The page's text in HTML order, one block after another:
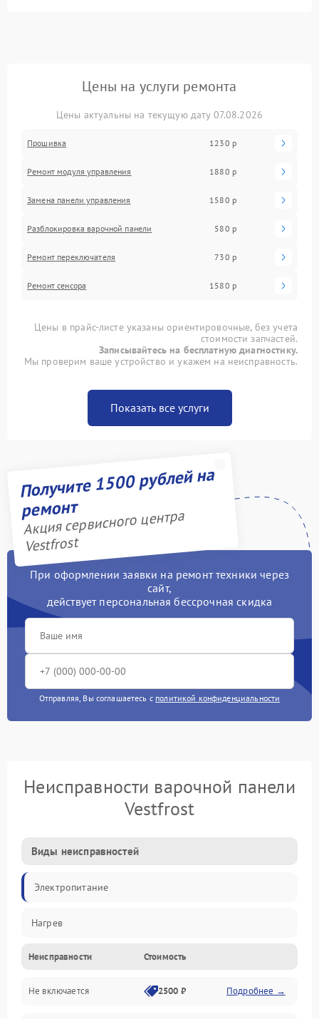
Цены на услуги ремонта
Цены актуальны на текущую дату 07.08.2026
Прошивка 1230 р
Ремонт модуля управления 1880 р
Замена панели управления 1580 р
Разблокировка варочной панели 580 р
Ремонт переключателя 730 р
Ремонт сенсора 1580 р
Цены в прайс-листе указаны ориентировочные, без учета
стоимости запчастей.
Записывайтесь на бесплатную диагностику.
Мы проверим ваше устройство и укажем на неисправность.
Показать все услуги
Получите 1500 рублей на
ремонт
Акция сервисного центра
Vestfrost
При оформлении заявки на ремонт техники через
сайт,
действует персональная бессрочная скидка
Отправляя, Вы соглашаетесь с политикой конфиденциальности
Неисправности варочной панели
Vestfrost
Виды неисправностей
Электропитание
Нагрев
Неисправности Стоимость
Не включается 2500 ₽ Подробнее →